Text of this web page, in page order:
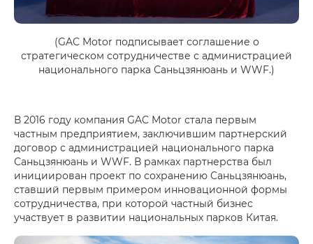
(GAC Motor подписывает соглашение о
стратегическом сотрудничестве с администрацией
национального парка Саньцзянюань и WWF.)
В 2016 году компания GAC Motor стала первым
частным предприятием, заключившим партнерский
договор с администрацией национального парка
Саньцзянюань и WWF. В рамках партнерства был
инициирован проект по сохранению Саньцзянюань,
ставший первым примером инновационной формы
сотрудничества, при которой частный бизнес
участвует в развитии национальных парков Китая.